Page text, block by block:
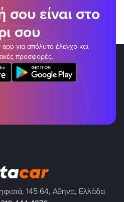
είναι στο
σου
για απόλυτο έλεγχο και
προσφορές.
145 64, Αθήνα, Ελλάδα